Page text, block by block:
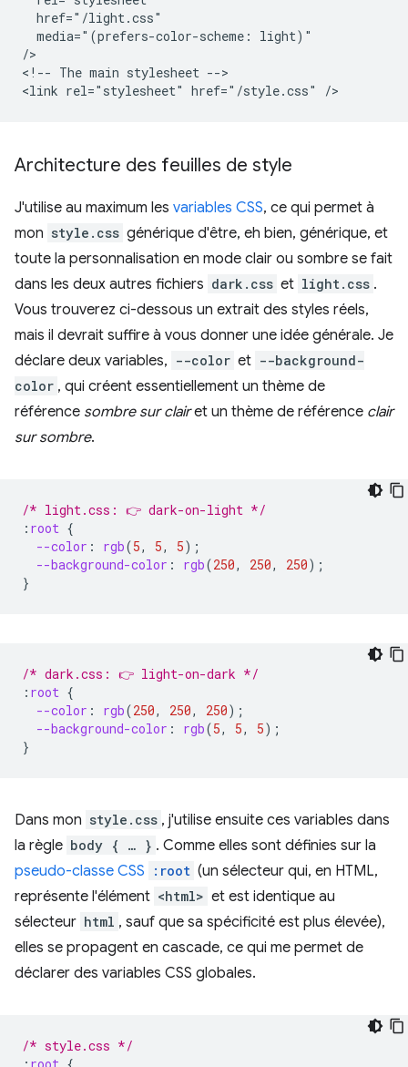
  href="/light.css"
  media="(prefers-color-scheme: light)"
/>
<!-- The main stylesheet -->
Architecture des feuilles de style
J'utilise au maximum les variables CSS, ce qui permet à
mon style.css générique d'être, eh bien, générique, et
toute la personnalisation en mode clair ou sombre se fait
dans les deux autres fichiers dark.css et light.css .
Vous trouverez ci-dessous un extrait des styles réels,
mais il devrait suffire à vous donner une idée générale. Je
déclare deux variables, -⁠-⁠color et -⁠-⁠background-
color , qui créent essentiellement un thème de
référence sombre sur clairet un thème de référence clair
sur sombre.
/* light.css: 👉 dark-on-light */
: root {
--color : rgb(5, 5, 5);
--background-color : rgb(250, 250, 250);
}
/* dark.css: 👉 light-on-dark */
: root {
--color : rgb(250, 250, 250);
--background-color : rgb(5, 5, 5);
}
Dans mon style.css , j'utilise ensuite ces variables dans
la règle body { … } . Comme elles sont définies sur la
pseudo-classe CSS
:root (un sélecteur qui, en HTML,
représente l'élément <html> et est identique au
sélecteur html , sauf que sa spécificité est plus élevée),
elles se propagent en cascade, ce qui me permet de
déclarer des variables CSS globales.
/* style.css */